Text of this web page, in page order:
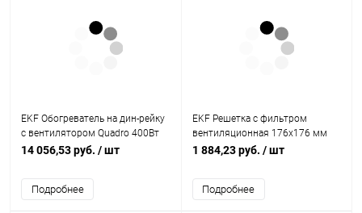
EKF Обогреватель на дин-рейку
с вентилятором Quadro 400Вт
230В IP20 PROxima (heater-vent-
14 056,53 руб. / шт
Подробнее
EKF Решетка с фильтром
вентиляционная 176x176 мм
IP54 PROxima (EXF170)
1 884,23 руб. / шт
Подробнее